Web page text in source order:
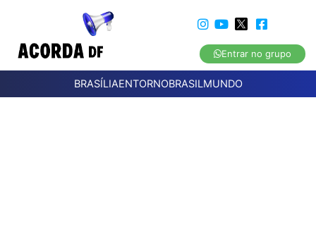
Entrar no grupo
BRASÍLIAENTORNOBRASILMUNDO